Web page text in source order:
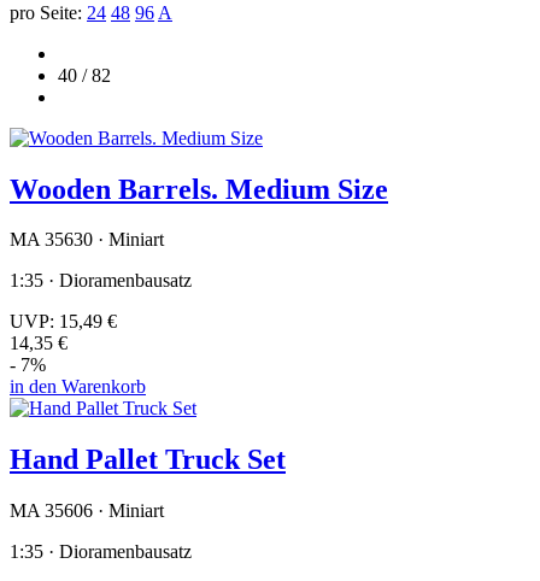
pro Seite: 24 48 96 A
40 / 82
Wooden Barrels. Medium Size
MA 35630 · Miniart
1:35 · Dioramenbausatz
UVP: 15,49 €
14,35 €
- 7%
in den Warenkorb
Hand Pallet Truck Set
MA 35606 · Miniart
1:35 · Dioramenbausatz